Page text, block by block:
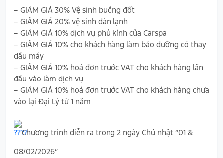
– GIẢM GIÁ 30% Vệ sinh buồng đốt
– GIẢM GIÁ 20% vệ sinh dàn lạnh
– GIẢM GIÁ 10% dịch vụ phủ kính của Carspa
– GIẢM GIÁ 10% cho khách hàng làm bảo dưỡng có thay
dầu máy
– GIẢM GIÁ 10% hoá đơn trước VAT cho khách hàng lần
đầu vào làm dịch vụ
– GIẢM GIÁ 10% hoá đơn trước VAT cho khách hàng chưa
vào lại Đại Lý từ 1 năm
Chương trình diễn ra trong 2 ngày Chủ nhật “01 &
08/02/2026”